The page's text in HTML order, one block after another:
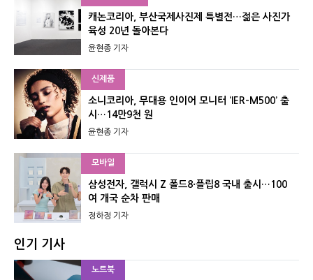
캐논코리아, 부산국제사진제 특별전…젊은 사진가
육성 20년 돌아본다
윤현종 기자
신제품
소니코리아, 무대용 인이어 모니터 ‘IER-M500’ 출
시…14만9천 원
윤현종 기자
모바일
삼성전자, 갤럭시 Z 폴드8·플립8 국내 출시…100
여 개국 순차 판매
정하정 기자
인기 기사
노트북